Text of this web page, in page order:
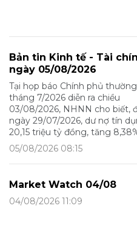
Bản tin Kinh tế - Tài
ngày 05/08/2026
Tại họp báo Chính phủ
tháng 7/2026 diễn ra chiều
03/08/2026, NHNN cho biết,
ngày 29/07/2026, dư nợ tín
20,15 triệu tỷ đồng, tăng
05/08/2026 08:15
Market Watch 04/08
04/08/2026 11:09